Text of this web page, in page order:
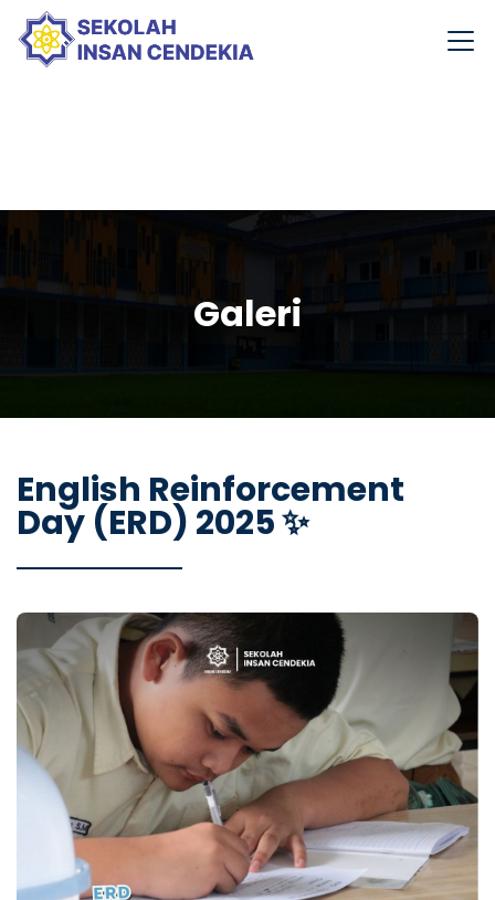
Galeri
English Reinforcement
Day (ERD) 2025 ✨